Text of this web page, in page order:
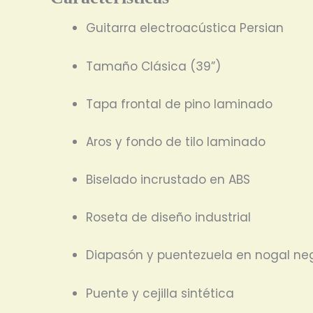
Guitarra electroacústica Persian
Tamaño Clásica (39”)
Tapa frontal de pino laminado
Aros y fondo de tilo laminado
Biselado incrustado en ABS
Roseta de diseño industrial
Diapasón y puentezuela en nogal
Puente y cejilla sintética